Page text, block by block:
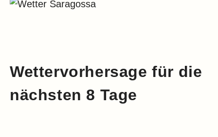
Wettervorhersage für die
nächsten 8 Tage